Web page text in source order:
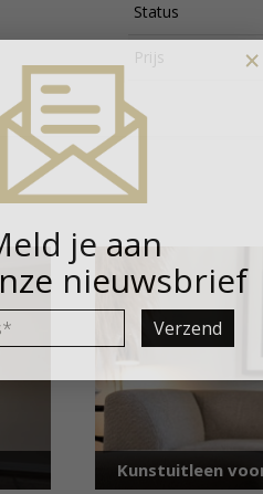
Status
Prijs
Kunstuitleen
je aan
nieuwsbrief
*
×